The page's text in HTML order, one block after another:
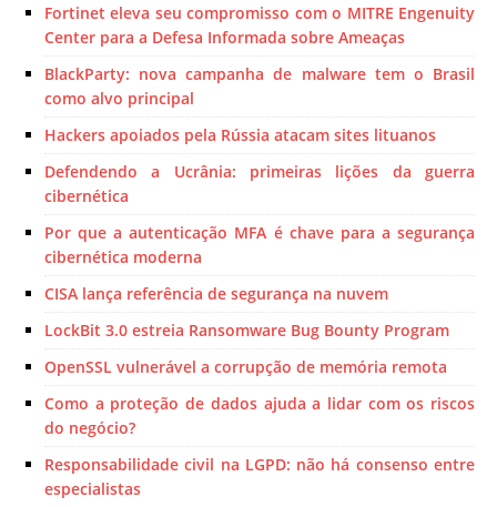
Fortinet eleva seu compromisso com o MITRE Engenuity
Center para a Defesa Informada sobre Ameaças
BlackParty: nova campanha de malware tem o Brasil
como alvo principal
Hackers apoiados pela Rússia atacam sites lituanos
Defendendo a Ucrânia: primeiras lições da guerra
cibernética
Por que a autenticação MFA é chave para a segurança
cibernética moderna
CISA lança referência de segurança na nuvem
LockBit 3.0 estreia Ransomware Bug Bounty Program
OpenSSL vulnerável a corrupção de memória remota
Como a proteção de dados ajuda a lidar com os riscos
do negócio?
Responsabilidade civil na LGPD: não há consenso entre
especialistas